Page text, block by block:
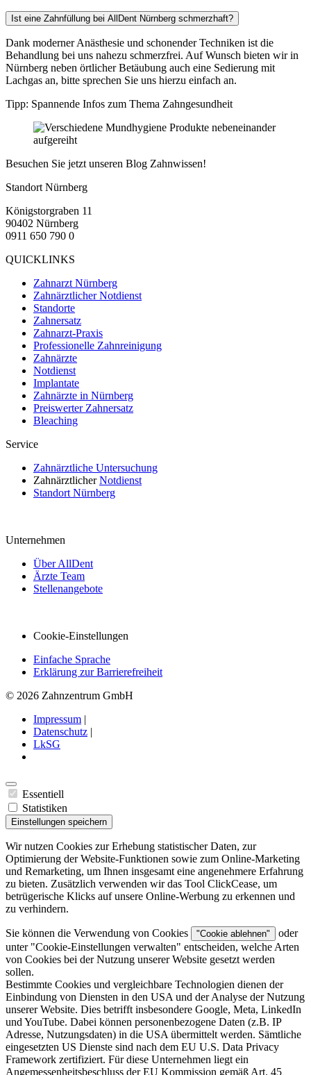
Ist eine Zahnfüllung bei AllDent Nürnberg schmerzhaft?
Dank moderner Anästhesie und schonender Techniken ist die
Behandlung bei uns nahezu schmerzfrei. Auf Wunsch bieten wir in
Nürnberg neben örtlicher Betäubung auch eine Sedierung mit
Lachgas an, bitte sprechen Sie uns hierzu einfach an.
Tipp: Spannende Infos zum Thema Zahngesundheit
Besuchen Sie jetzt unseren Blog Zahnwissen!
Standort Nürnberg
Königstorgraben 11
90402 Nürnberg
0911 650 790 0
QUICKLINKS
Zahnarzt Nürnberg
Zahnärztlicher Notdienst
Standorte
Zahnersatz
Zahnarzt-Praxis
Professionelle Zahnreinigung
Zahnärzte
Notdienst
Implantate
Zahnärzte in Nürnberg
Preiswerter Zahnersatz
Bleaching
Service
Zahnärztliche Untersuchung
ZahnärztlicherNotdienst
Standort Nürnberg
Unternehmen
Über AllDent
Ärzte Team
Stellenangebote
Cookie-Einstellungen
Einfache Sprache
Erklärung zur Barrierefreiheit
© 2026 Zahnzentrum GmbH
Impressum |
Datenschutz |
LkSG
Essentiell
Statistiken
Einstellungen speichern
Wir nutzen Cookies zur Erhebung statistischer Daten, zur
Optimierung der Website-Funktionen sowie zum Online-Marketing
und Remarketing, um Ihnen insgesamt eine angenehmere Erfahrung
zu bieten. Zusätzlich verwenden wir das Tool ClickCease, um
betrügerische Klicks auf unsere Online-Werbung zu erkennen und
zu verhindern.
Sie können die Verwendung von Cookies "Cookie ablehnen"
oder
unter "Cookie-Einstellungen verwalten" entscheiden, welche Arten
von Cookies bei der Nutzung unserer Website gesetzt werden
sollen.
Bestimmte Cookies und vergleichbare Technologien dienen der
Einbindung von Diensten in den USA und der Analyse der Nutzung
unserer Website. Dies betrifft insbesondere Google, Meta, LinkedIn
und YouTube. Dabei können personenbezogene Daten (z.B. IP
Adresse, Nutzungsdaten) in die USA übermittelt werden. Sämtliche
eingesetzten US Dienste sind nach dem EU U.S. Data Privacy
Framework zertifiziert. Für diese Unternehmen liegt ein
Angemessenheitsbeschluss der EU Kommission gemäß Art. 45